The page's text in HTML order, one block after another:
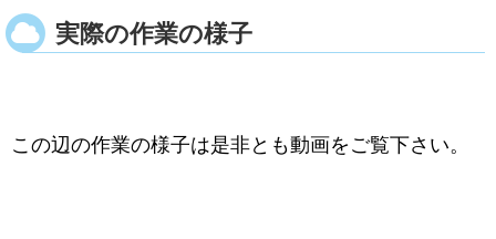
実際の作業の様子
この辺の作業の様子は是非とも動画をご覧下さい。